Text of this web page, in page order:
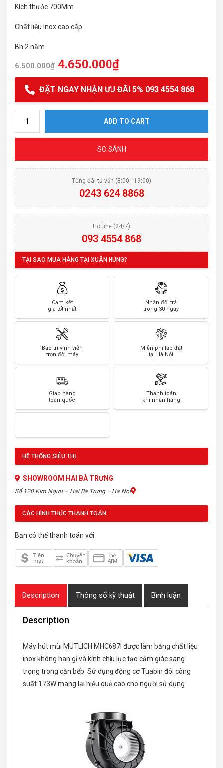
Kích thước 700Mm
Chất liệu Inox cao cấp
Bh 2 năm
6.500.000₫ 4.650.000₫
ĐẶT NGAY NHẬN ƯU ĐÃI 5% 093 4554 868
ADD TO CART
SO SÁNH
Tổng đài tư vấn (8:00 - 19:00)
0243 624 8868
Hotline (24/7)
093 4554 868
TẠI SAO MUA HÀNG TẠI XUÂN HÙNG?
Cam kết
giá tốt nhất
Nhận đổi trả
trong 30 ngày
Bảo trì vĩnh viễn
trọn đời máy
Miễn phí lắp đặt
tại Hà Nội
Giao hàng
toàn quốc
Thanh toán
khi nhận hàng
HỆ THỐNG SIÊU THỊ:
SHOWROOM HAI BÀ TRƯNG
Số 120 Kim Ngưu – Hai Bà Trưng – Hà Nội
CÁC HÌNH THỨC THANH TOÁN:
Bạn có thể thanh toán với
Description Thông số kỹ thuật Bình luận
Description
Máy hút mùi MUTLICH MHC687I được làm bằng chất liệu
inox không han gỉ và kính chịu lực tạo cảm giác sang
trọng trong căn bếp. Sử dụng động cơ Tuabin đôi công
suất 173W mang lại hiệu quả cao cho người sử dụng.